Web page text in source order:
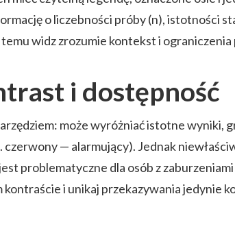
o liczebności próby (n), istotności
temu widz zrozumie kontekst i
i dostępność
może wyróżniać istotne wyniki,
czerwony — alarmujący). Jednak
problematyczne dla osób z
kontraście i unikaj przekazywania jedynie